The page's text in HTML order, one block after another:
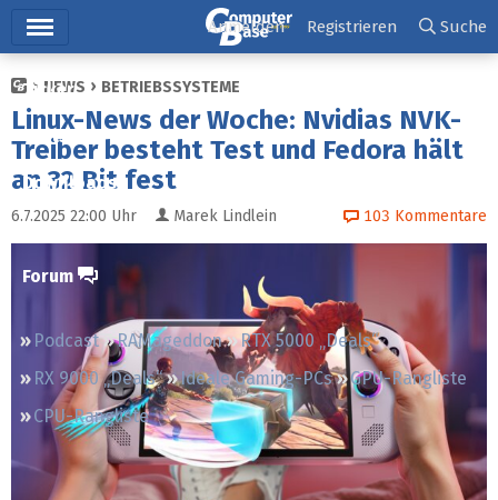
Ticker
Tests
Downloads
Forum
Podcast RAMageddon
RTX 5000 „Deals“
RX 9000 „Deals“
Ideale Gaming-PCs
GPU-Rangliste
CPU-Rangliste
Anmelden Registrieren Suche
NEWS BETRIEBSSYSTEME
Linux-News der Woche: Nvidias NVK-
Treiber besteht Test und Fedora hält
an 32 Bit fest
6.7.2025 22:00 Uhr Marek Lindlein 103 Kommentare